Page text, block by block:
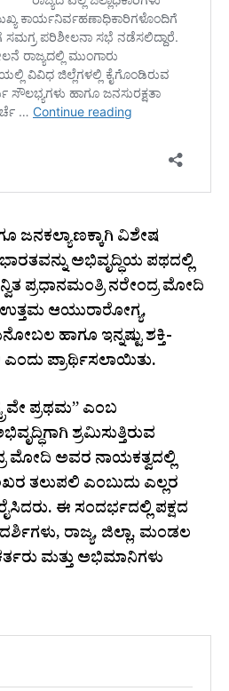
ಜನಕಲ್ಯಾಣಕ್ಕಾಗಿ ವಿಶೇಷ
ಅಭಿವೃದ್ಧಿಯ ಪಥದಲ್ಲಿ
ಪ್ರಧಾನಮಂತ್ರಿ ನರೇಂದ್ರ ಮೋದಿ
ಆಯುರಾರೋಗ್ಯ,
ಹಾಗೂ ಇನ್ನಷ್ಟು ಶಕ್ತಿ-
ಪ್ರಾರ್ಥಿಸಲಾಯಿತು.
ಪ್ರಥಮ” ಎಂಬ
ಶ್ರಮಿಸುತ್ತಿರುವ
ಮೋದಿ ಅವರ ನಾಯಕತ್ವದಲ್ಲಿ
ತಲುಪಲಿ ಎಂಬುದು ಎಲ್ಲರ
ಈ ಸಂದರ್ಭದಲ್ಲಿ ಪಕ್ಷದ
ರಾಜ್ಯ, ಜಿಲ್ಲಾ, ಮಂಡಲ
ಮತ್ತು ಅಭಿಮಾನಿಗಳು